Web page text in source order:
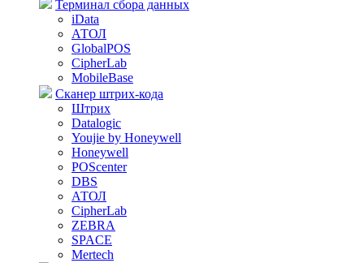
Терминал сбора данных
iData
АТОЛ
GlobalPOS
CipherLab
MobileBase
Сканер штрих-кода
Штрих
Datalogic
Youjie by Honeywell
Honeywell
POScenter
DBS
АТОЛ
CipherLab
ZEBRA
SPACE
Mertech